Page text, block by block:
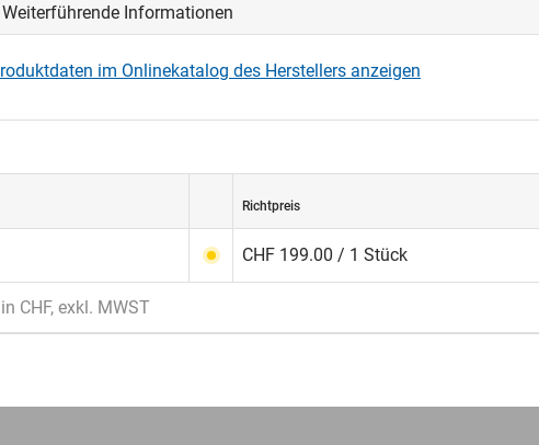
Weiterführende Informationen
im Onlinekatalog des Herstellers anzeigen
Richtpreis
CHF 199.00 / 1 Stück
CHF, exkl. MWST